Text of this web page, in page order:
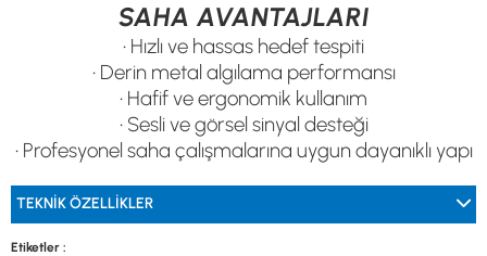
SAHA AVANTAJLARI
• Hızlı ve hassas hedef tespiti
• Derin metal algılama performansı
• Hafif ve ergonomik kullanım
• Sesli ve görsel sinyal desteği
• Profesyonel saha çalışmalarına uygun dayanıklı yapı
TEKNIK ÖZELLIKLER
Etiketler :